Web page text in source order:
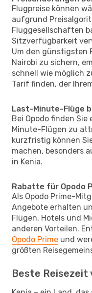
Flugpreise können
aufgrund
Fluggesellschaften
Sitzverfügbarkeit
Um den günstigsten
Nairobi zu sichern,
schnell wie möglich
Tarif finden, der
Last-Minute-Flüge
Bei Opodo finden
Minute-Flügen zu
kurzfristig können
machen, besonders
in Kenia.
Rabatte für Opodo
Als Opodo Prime-
Angebote erhalten
Flügen, Hotels und
anderen Vorteilen.
Opodo Prime und
größten
Beste Reisezeit